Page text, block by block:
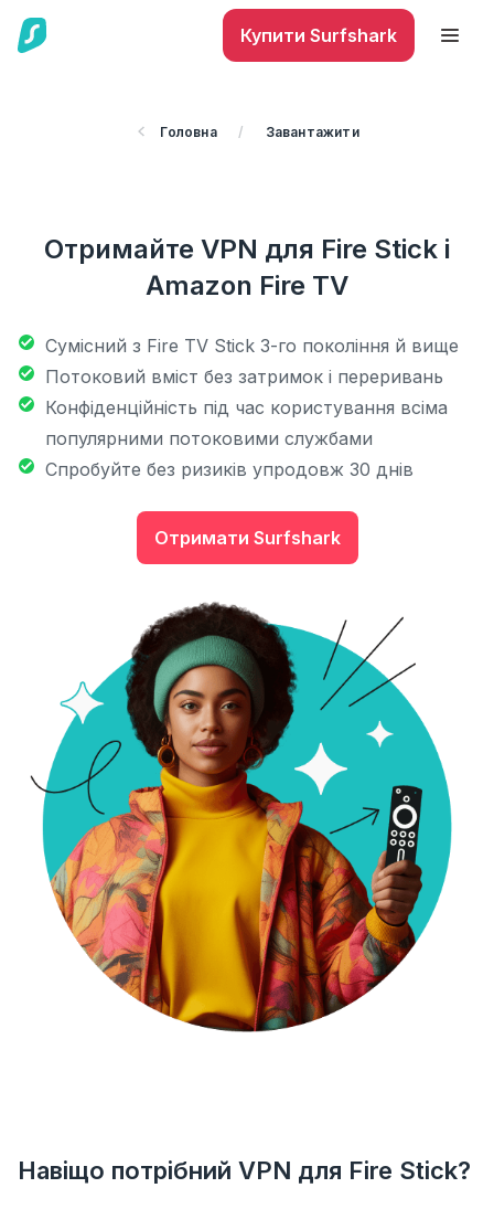
Купити Surfshark
Головна / Завантажити
Отримайте VPN для Fire Stick і
Amazon Fire TV
Сумісний з Fire TV Stick 3-го покоління й вище
Потоковий вміст без затримок і переривань
Конфіденційність під час користування всіма
популярними потоковими службами
Спробуйте без ризиків упродовж 30 днів
Отримати Surfshark
Навіщо потрібний VPN для Fire Stick?